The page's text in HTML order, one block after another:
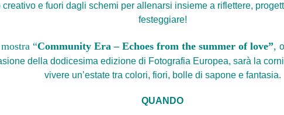
creativo e fuori dagli schemi per allenarsi insieme a riflettere,
festeggiare!
“Community Era – Echoes from the summer of love”,
della dodicesima edizione di Fotografia Europea, sarà la
vivere un’estate tra colori, fiori, bolle di sapone e fantasia.
QUANDO